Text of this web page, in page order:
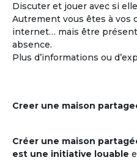
Discuter et jouer avec si
Autrement vous êtes à vos
internet… mais être
absence.
Plus d’informations ou
Creer une maison
Créer une maison
est une initiative louable